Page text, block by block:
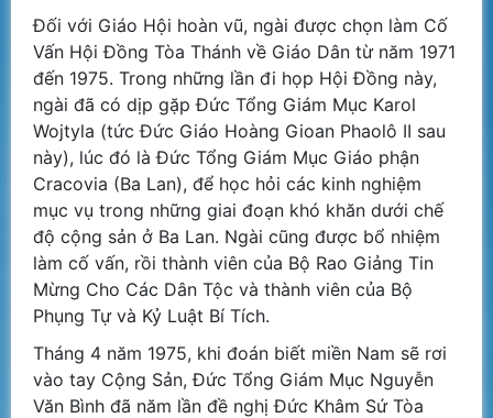
Đối với Giáo Hội hoàn vũ, ngài được chọn làm Cố
Vấn Hội Đồng Tòa Thánh về Giáo Dân từ năm 1971
đến 1975. Trong những lần đi họp Hội Đồng này,
ngài đã có dịp gặp Đức Tổng Giám Mục Karol
Wojtyla (tức Đức Giáo Hoàng Gioan Phaolô II sau
này), lúc đó là Đức Tổng Giám Mục Giáo phận
Cracovia (Ba Lan), để học hỏi các kinh nghiệm
mục vụ trong những giai đoạn khó khăn dưới chế
độ cộng sản ở Ba Lan. Ngài cũng được bổ nhiệm
làm cố vấn, rồi thành viên của Bộ Rao Giảng Tin
Mừng Cho Các Dân Tộc và thành viên của Bộ
Phụng Tự và Kỷ Luật Bí Tích.
Tháng 4 năm 1975, khi đoán biết miền Nam sẽ rơi
vào tay Cộng Sản, Đức Tổng Giám Mục Nguyễn
Văn Bình đã năm lần đề nghị Đức Khâm Sứ Tòa